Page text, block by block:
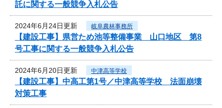
託に関する一般競争入札公告
2024年6月24日更新 岐阜農林事務所
【建設工事】県営ため池等整備事業 山口地区 第8
号工事に関する一般競争入札公告
2024年6月20日更新 中津高等学校
【建設工事】中高工第1号／中津高等学校 法面崩壊
対策工事